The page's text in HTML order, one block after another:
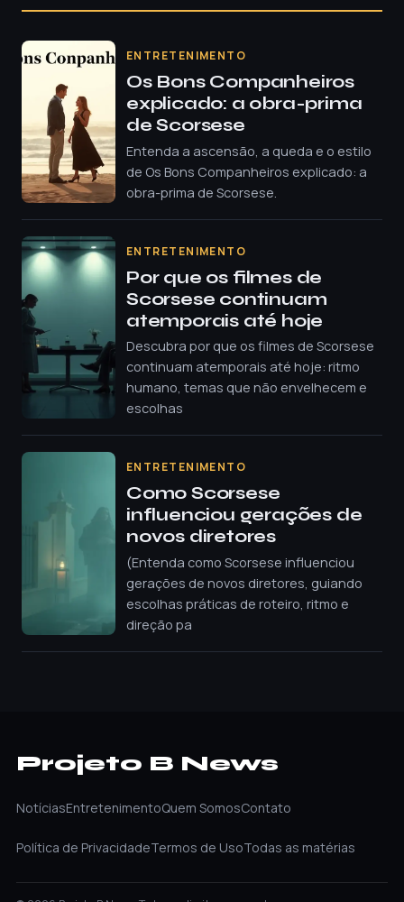
ENTRETENIMENTO
Os Bons Companheiros
explicado: a obra-prima
de Scorsese
Entenda a ascensão, a queda e o estilo
de Os Bons Companheiros explicado: a
obra-prima de Scorsese.
ENTRETENIMENTO
Por que os filmes de
Scorsese continuam
atemporais até hoje
Descubra por que os filmes de Scorsese
continuam atemporais até hoje: ritmo
humano, temas que não envelhecem e
escolhas
ENTRETENIMENTO
Como Scorsese
influenciou gerações de
novos diretores
(Entenda como Scorsese influenciou
gerações de novos diretores, guiando
escolhas práticas de roteiro, ritmo e
direção pa
Projeto B News
NotíciasEntretenimentoQuem SomosContato
Política de PrivacidadeTermos de UsoTodas as matérias